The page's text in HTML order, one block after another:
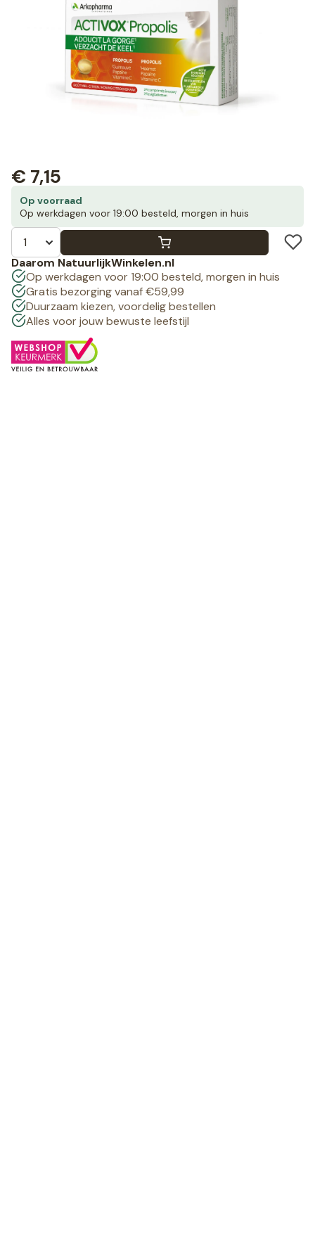
Op voorraad
Op werkdagen voor 19:00 besteld, morgen in huis
€ 7,15
Daarom NatuurlijkWinkelen.nl
Op werkdagen voor 19:00 besteld, morgen in huis
Gratis bezorging vanaf €59,99
Duurzaam kiezen, voordelig bestellen
Alles voor jouw bewuste leefstijl